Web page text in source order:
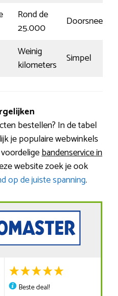
Rond de
25.000
Doorsnee
Weinig
kilometers
Simpel
bestellen? In de tabel
je populaire webwinkels
bandenservice in
website zoek je ook
op de juiste spanning.
Beste deal!